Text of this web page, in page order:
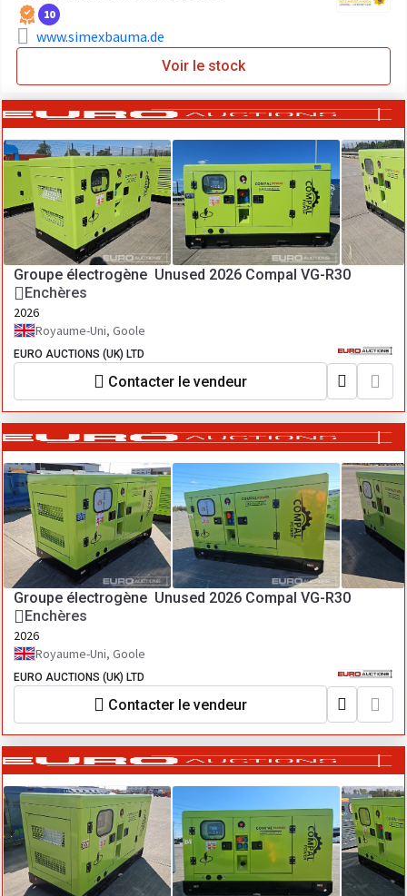
10
www.simexbauma.de
Voir le stock
Groupe électrogène Unused 2026 Compal VG-R30
Enchères
2026
Royaume-Uni, Goole
EURO AUCTIONS (UK) LTD
Contacter le vendeur
Groupe électrogène Unused 2026 Compal VG-R30
Enchères
2026
Royaume-Uni, Goole
EURO AUCTIONS (UK) LTD
Contacter le vendeur